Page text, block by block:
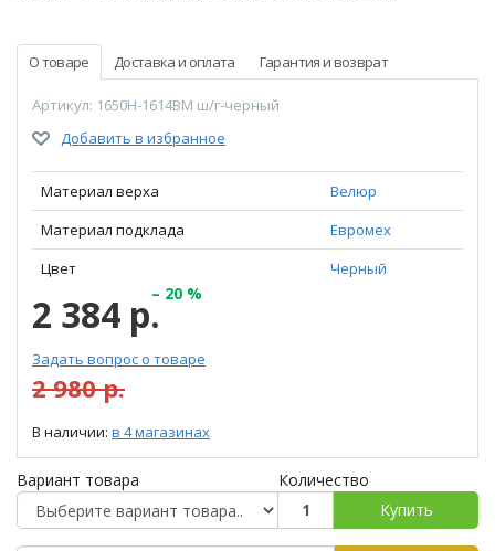
О товаре Доставка и оплата Гарантия и возврат
Артикул: 1650H-1614BM ш/г-черный
Добавить в избранное
Материал верха
Велюр
Материал подклада
Евромех
Цвет
Черный
2 384 р.– 20 %
Задать вопрос о товаре
2 980 р.
В наличии: в 4 магазинах
Вариант товара
Количество
Купить